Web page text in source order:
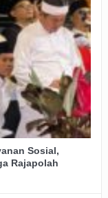
Sosial,
Rajapolah